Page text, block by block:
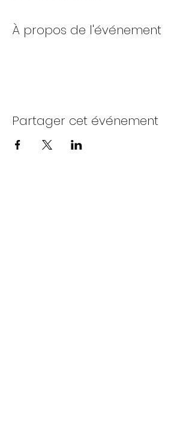
À propos de l'événement
Partager cet événement